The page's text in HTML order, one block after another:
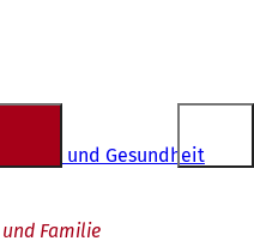
und Gesundheit
Familie